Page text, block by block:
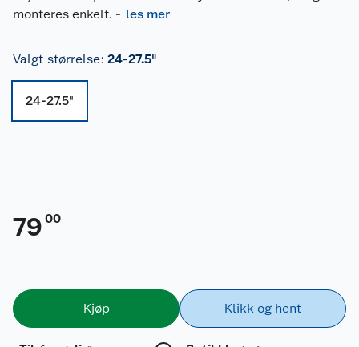
monteres enkelt. - les mer
Valgt størrelse: 24-27.5"
24-27.5"
79 00
Kjøp Klikk og hent